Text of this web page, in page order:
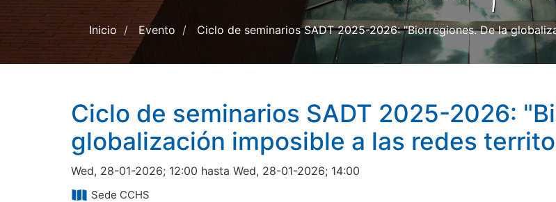
Inicio Evento Ciclo de seminarios SADT 2025-2026: "Biorregiones. De la
Ciclo de seminarios SADT 2025-2026:
globalización imposible a las redes
Wed, 28-01-2026; 12:00 hasta Wed, 28-01-2026; 14:00
Sede CCHS